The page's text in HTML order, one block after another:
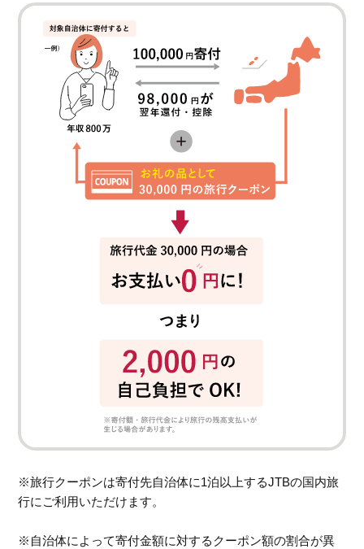
※旅行クーポンは寄付先自治体に1泊以上するJTBの国内旅
行にご利用いただけます。
※自治体によって寄付金額に対するクーポン額の割合が異